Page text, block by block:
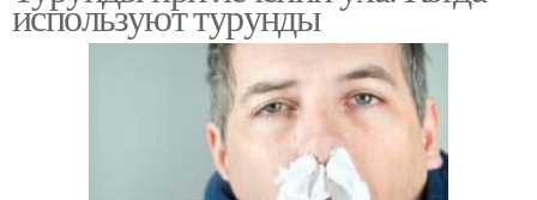
используют турунды